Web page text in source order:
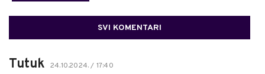
SVI KOMENTARI
Tutuk 24.10.2024. / 17:40